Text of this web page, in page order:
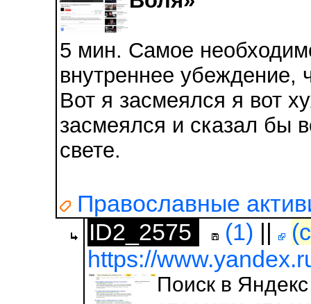
5 мин. Самое
внутреннее убеждение,
Вот я засмеялся я вот
засмеялся и сказал бы
свете.
Православные
ID2_2575
(1) ||
https://
Поиск в